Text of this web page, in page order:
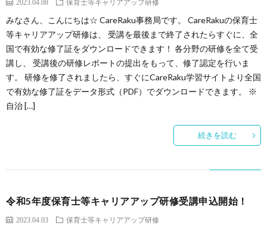
2023.04.08 保育士等キャリアアップ研修
みなさん、こんにちは☆ CareRaku事務局です。 CareRakuの保育士
等キャリアアップ研修は、 受講を最後まで終了されたらすぐに、全
国で有効な修了証をダウンロードできます！ 各分野の研修を全て受
講し、 受講後の研修レポートの提出をもって、修了認定を行いま
す。 研修を修了されましたら、すぐにCareRaku学習サイトより全国
で有効な修了証をデータ形式（PDF）でダウンロードできます。 ※
自治 […]
続きを読む
令和5年度保育士等キャリアアップ研修受講申込開始！
2023.04.03 保育士等キャリアアップ研修